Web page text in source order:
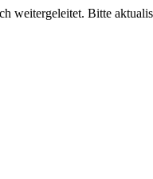
weitergeleitet. Bitte